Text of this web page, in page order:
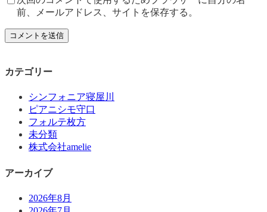
前、メールアドレス、サイトを保存する。
カテゴリー
シンフォニア寝屋川
ピアニシモ守口
フォルテ枚方
未分類
株式会社amelie
アーカイブ
2026年8月